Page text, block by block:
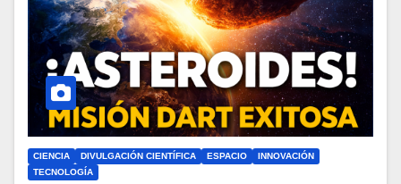
CIENCIA DIVULGACIÓN CIENTÍFICA ESPACIO
INNOVACIÓN
TECNOLOGÍA